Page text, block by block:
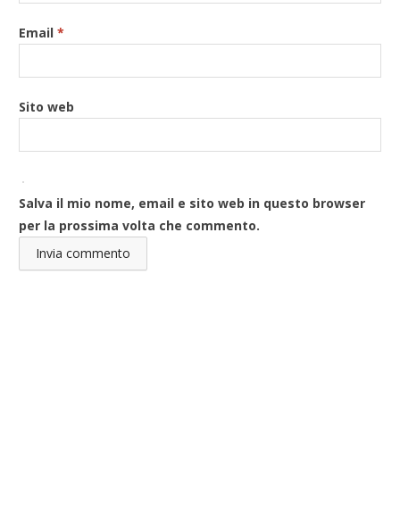
Email*
Sito web
Salva il mio nome, email e sito web in questo browser
per la prossima volta che commento.